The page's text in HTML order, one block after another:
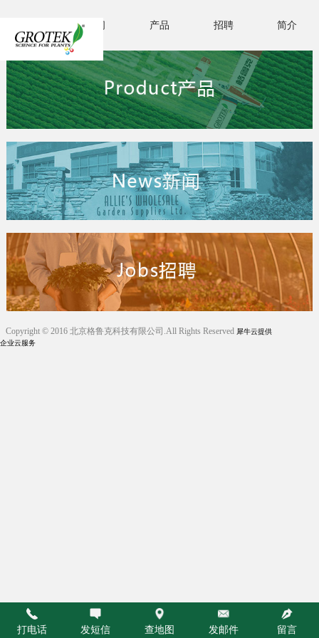
新闻 产品 招聘 简介
Copyright © 2016 北京格鲁克科技有限公司.All Rights Reserved 犀牛云提供
企业云服务
打电话 发短信 查地图 发邮件 留言